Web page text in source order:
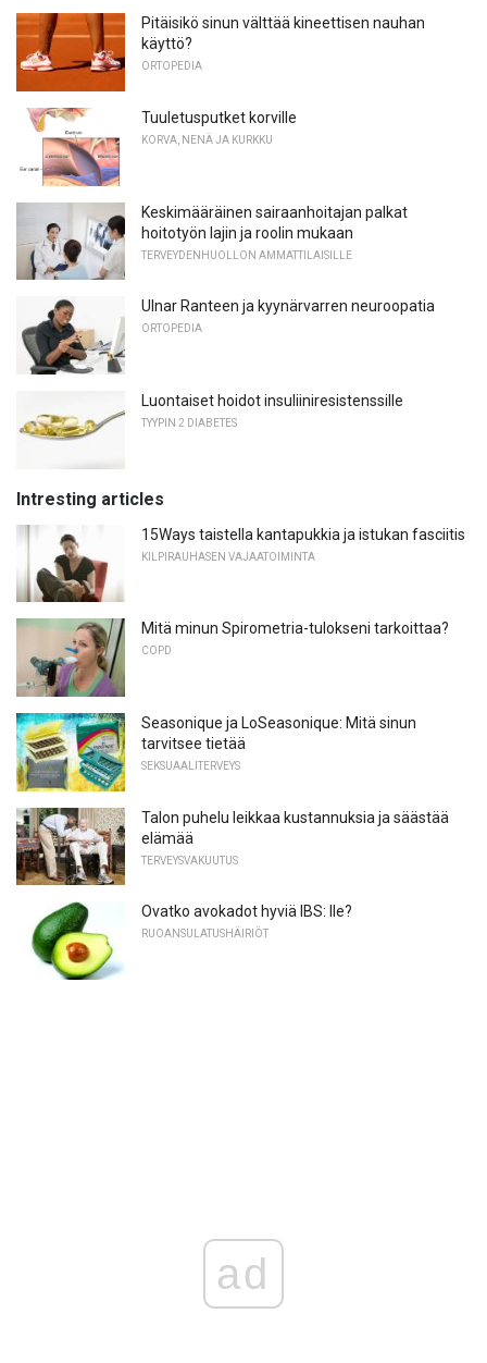
Pitäisikö sinun välttää kineettisen nauhan
käyttö?
ORTOPEDIA
Tuuletusputket korville
KORVA, NENÄ JA KURKKU
Keskimääräinen sairaanhoitajan palkat
hoitotyön lajin ja roolin mukaan
TERVEYDENHUOLLON AMMATTILAISILLE
Ulnar Ranteen ja kyynärvarren neuroopatia
ORTOPEDIA
Luontaiset hoidot insuliiniresistenssille
TYYPIN 2 DIABETES
Intresting articles
15Ways taistella kantapukkia ja istukan fasciitis
KILPIRAUHASEN VAJAATOIMINTA
Mitä minun Spirometria-tulokseni tarkoittaa?
COPD
Seasonique ja LoSeasonique: Mitä sinun
tarvitsee tietää
SEKSUAALITERVEYS
Talon puhelu leikkaa kustannuksia ja säästää
elämää
TERVEYSVAKUUTUS
Ovatko avokadot hyviä IBS: lle?
RUOANSULATUSHÄIRIÖT
ad